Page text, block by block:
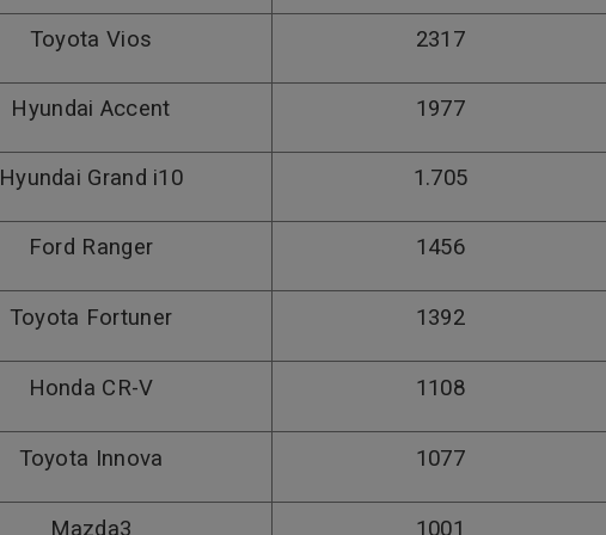
Toyota Vios 2317
Hyundai Accent 1977
Hyundai Grand i10 1.705
Ford Ranger 1456
Toyota Fortuner 1392
Honda CR-V 1108
Toyota Innova 1077
Mazda3 1001